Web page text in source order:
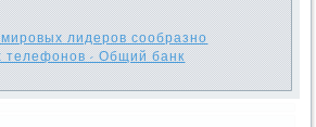
лидеров сообразно
телефонов - Общий банк